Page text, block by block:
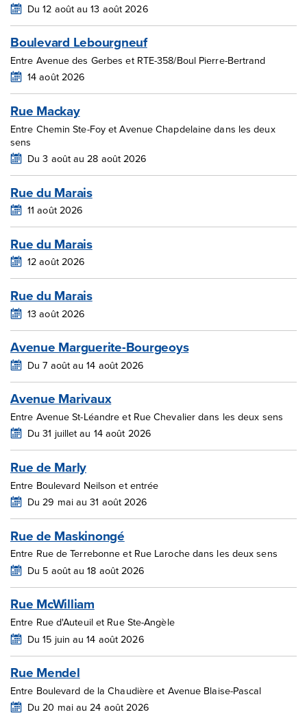
Du 12 août au 13 août 2026
Boulevard Lebourgneuf
Entre Avenue des Gerbes et RTE-358/Boul Pierre-Bertrand
14 août 2026
Rue Mackay
Entre Chemin Ste-Foy et Avenue Chapdelaine dans les deux
sens
Du 3 août au 28 août 2026
Rue du Marais
11 août 2026
Rue du Marais
12 août 2026
Rue du Marais
13 août 2026
Avenue Marguerite-Bourgeoys
Du 7 août au 14 août 2026
Avenue Marivaux
Entre Avenue St-Léandre et Rue Chevalier dans les deux sens
Du 31 juillet au 14 août 2026
Rue de Marly
Entre Boulevard Neilson et entrée
Du 29 mai au 31 août 2026
Rue de Maskinongé
Entre Rue de Terrebonne et Rue Laroche dans les deux sens
Du 5 août au 18 août 2026
Rue McWilliam
Entre Rue d'Auteuil et Rue Ste-Angèle
Du 15 juin au 14 août 2026
Rue Mendel
Entre Boulevard de la Chaudière et Avenue Blaise-Pascal
Du 20 mai au 24 août 2026